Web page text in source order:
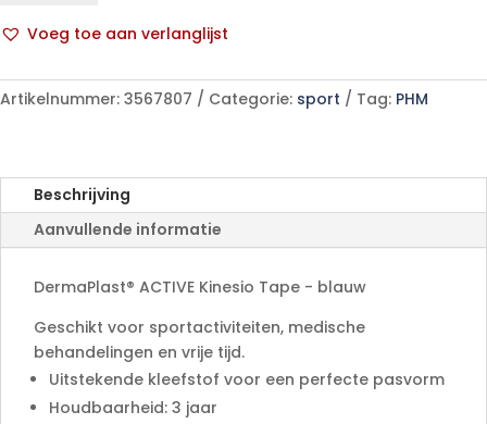
blauw
p/s
Voeg toe aan verlanglijst
l
t
n
a
Artikelnummer: 3567807 Categorie: sport Tag: PHM
Beschrijving
Aanvullende informatie
DermaPlast® ACTIVE Kinesio Tape - blauw
Geschikt voor sportactiviteiten, medische
behandelingen en vrije tijd.
Uitstekende kleefstof voor een perfecte pasvorm
Houdbaarheid: 3 jaar